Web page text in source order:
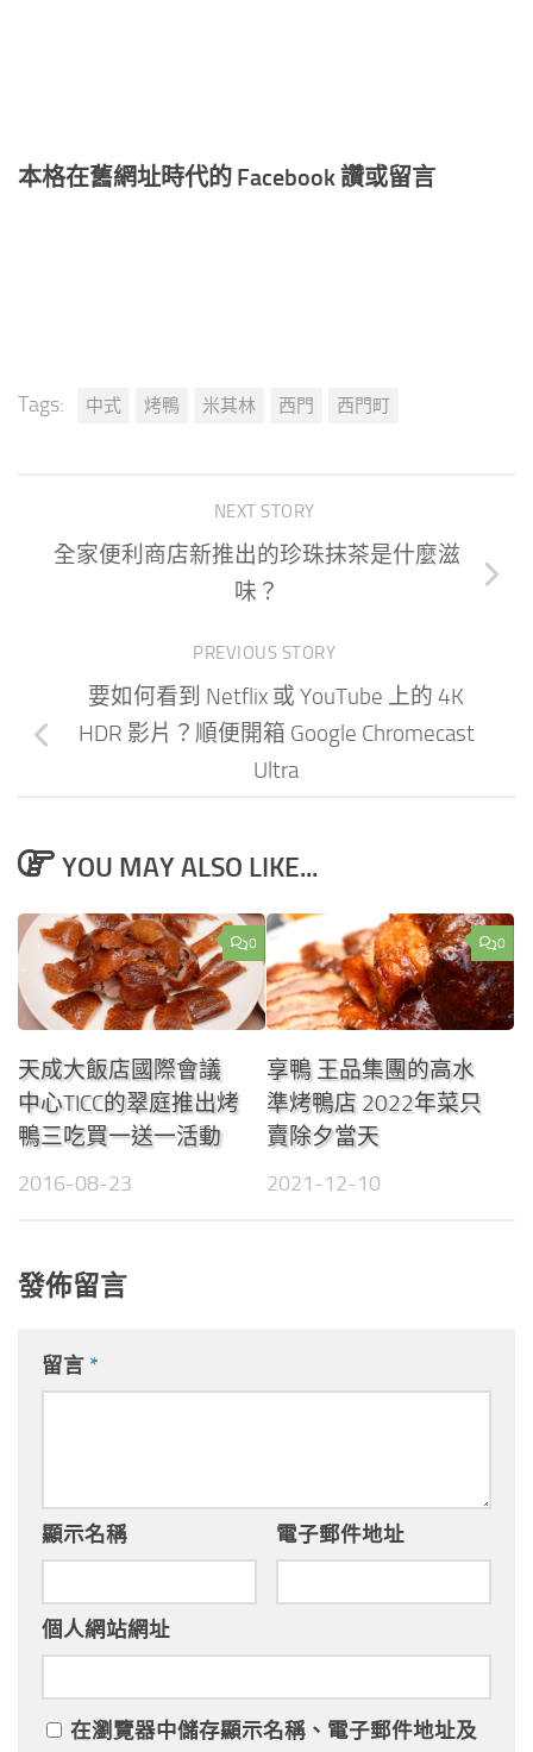
本格在舊網址時代的 Facebook 讚或留言
Tags: 中式 烤鴨 米其林 西門 西門町
NEXT STORY
全家便利商店新推出的珍珠抹茶是什麼滋
味？
PREVIOUS STORY
要如何看到 Netflix 或 YouTube 上的 4K
HDR 影片？順便開箱 Google Chromecast
Ultra
YOU MAY ALSO LIKE...
0
天成大飯店國際會議
中心TICC的翠庭推出烤
鴨三吃買一送一活動
2016-08-23
0
享鴨 王品集團的高水
準烤鴨店 2022年菜只
賣除夕當天
2021-12-10
發佈留言
留言 *
顯示名稱 電子郵件地址
個人網站網址
在瀏覽器中儲存顯示名稱、電子郵件地址及